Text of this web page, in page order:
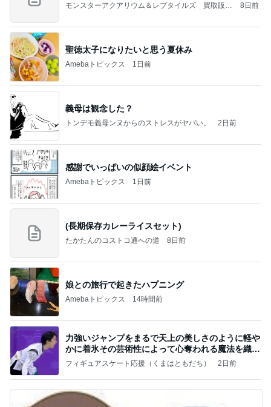
モンスターアクアリウム＆レプタイルズ 買取販売
8日前
聖徳太子になりたいと思う夏休み
Amebaトピックス 1日前
義母は観念した？
トンデモ義母ンヌからのストレスがヤバい。 2日前
感謝でいっぱいの似顔絵イベント
Amebaトピックス 1日前
(長期保存カレーライスセット)
たかたんのコストコ通への道 8日前
娘との旅行で起きたハプニング
Amebaトピックス 14時間前
力強いジャンプをまるで天上の美しさのように軽や
かに着氷その芸術性によって心奪われる魔法を織り
なす
フィギュアスケート応援（くまはともだち） 2日前